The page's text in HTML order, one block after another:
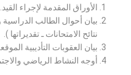
الأوراق المقدمة لإجراء القيد.
بيان أحوال الطالب الدراسية
نتائح الامتحانات ـ تقديراتها ).
بيان العقوبات التأديبية
أوجه النشاط الرياضي